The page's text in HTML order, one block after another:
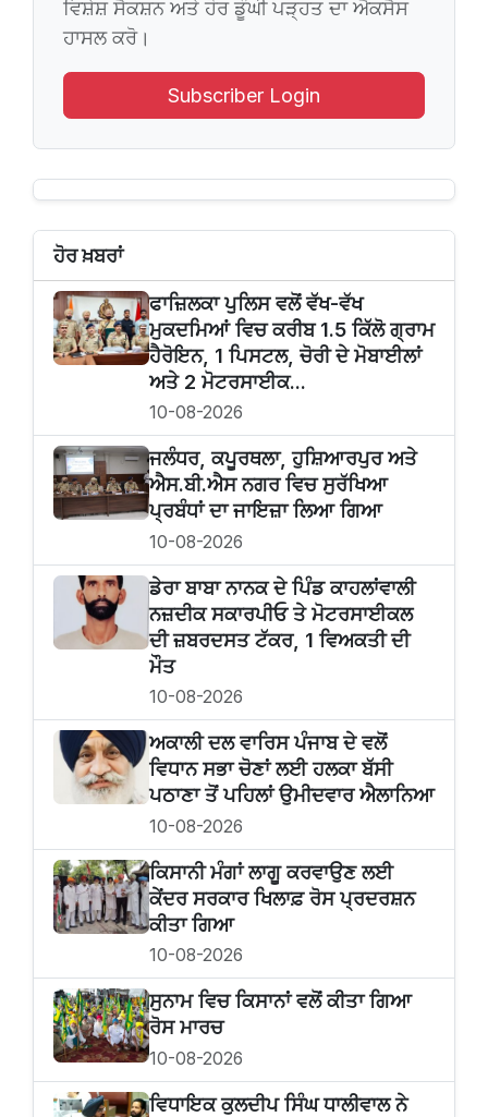
ਵਿਸ਼ੇਸ਼ ਸੈਕਸ਼ਨ ਅਤੇ ਹੋਰ ਡੂੰਘੀ ਪੜ੍ਹਤ ਦਾ ਐਕਸੈਸ
ਹਾਸਲ ਕਰੋ।
Subscriber Login
ਹੋਰ ਖ਼ਬਰਾਂ
ਫਾਜ਼ਿਲਕਾ ਪੁਲਿਸ ਵਲੋਂ ਵੱਖ-ਵੱਖ
ਮੁਕਦਮਿਆਂ ਵਿਚ ਕਰੀਬ 1.5 ਕਿੱਲੋ ਗ੍ਰਾਮ
ਹੈਰੋਇਨ, 1 ਪਿਸਟਲ, ਚੋਰੀ ਦੇ ਮੋਬਾਈਲਾਂ
ਅਤੇ 2 ਮੋਟਰਸਾਈਕ...
10-08-2026
ਜਲੰਧਰ, ਕਪੂਰਥਲਾ, ਹੁਸ਼ਿਆਰਪੁਰ ਅਤੇ
ਐਸ.ਬੀ.ਐਸ ਨਗਰ ਵਿਚ ਸੁਰੱਖਿਆ
ਪ੍ਰਬੰਧਾਂ ਦਾ ਜਾਇਜ਼ਾ ਲਿਆ ਗਿਆ
10-08-2026
ਡੇਰਾ ਬਾਬਾ ਨਾਨਕ ਦੇ ਪਿੰਡ ਕਾਹਲਾਂਵਾਲੀ
ਨਜ਼ਦੀਕ ਸਕਾਰਪੀਓ ਤੇ ਮੋਟਰਸਾਈਕਲ
ਦੀ ਜ਼ਬਰਦਸਤ ਟੱਕਰ, 1 ਵਿਅਕਤੀ ਦੀ
ਮੌਤ
10-08-2026
ਅਕਾਲੀ ਦਲ ਵਾਰਿਸ ਪੰਜਾਬ ਦੇ ਵਲੋਂ
ਵਿਧਾਨ ਸਭਾ ਚੋਣਾਂ ਲਈ ਹਲਕਾ ਬੱਸੀ
ਪਠਾਣਾ ਤੋਂ ਪਹਿਲਾਂ ਉਮੀਦਵਾਰ ਐਲਾਨਿਆ
10-08-2026
ਕਿਸਾਨੀ ਮੰਗਾਂ ਲਾਗੂ ਕਰਵਾਉਣ ਲਈ
ਕੇਂਦਰ ਸਰਕਾਰ ਖਿਲਾਫ਼ ਰੋਸ ਪ੍ਰਦਰਸ਼ਨ
ਕੀਤਾ ਗਿਆ
10-08-2026
ਸੁਨਾਮ ਵਿਚ ਕਿਸਾਨਾਂ ਵਲੋਂ ਕੀਤਾ ਗਿਆ
ਰੋਸ ਮਾਰਚ
10-08-2026
ਵਿਧਾਇਕ ਕੁਲਦੀਪ ਸਿੰਘ ਧਾਲੀਵਾਲ ਨੇ